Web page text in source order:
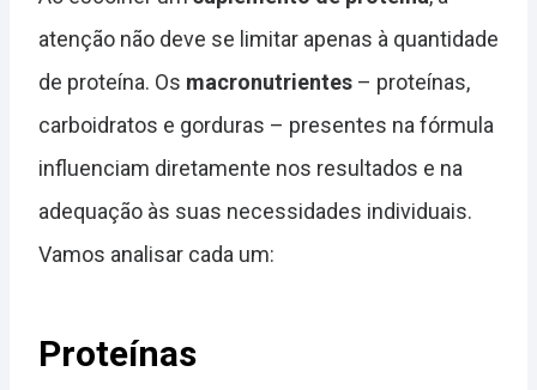
atenção não deve se limitar apenas à quantidade
de proteína. Os macronutrientes – proteínas,
carboidratos e gorduras – presentes na fórmula
influenciam diretamente nos resultados e na
adequação às suas necessidades individuais.
Vamos analisar cada um:
Proteínas